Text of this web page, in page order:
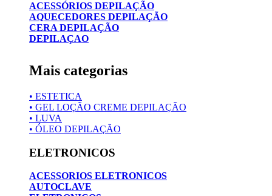
ACESSÓRIOS DEPILAÇÃO
AQUECEDORES DEPILAÇÃO
CERA DEPILAÇÃO
DEPILAÇAO
Mais categorias
• ESTETICA
• GEL LOÇÃO CREME DEPILAÇÃO
• LUVA
• ÓLEO DEPILAÇÃO
ELETRONICOS
ACESSORIOS ELETRONICOS
AUTOCLAVE